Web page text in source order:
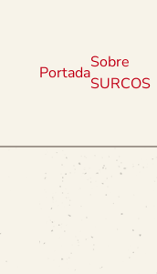
Portada
Sobre
SURCOS